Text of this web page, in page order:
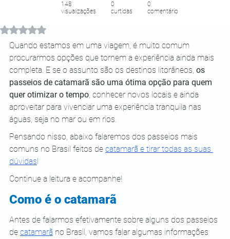
Avaliado com NaN de 5 estrelas.
Quando estamos em uma viagem, é muito comum
procurarmos opções que tornem a experiência ainda mais
completa. E se o assunto são os destinos litorâneos, os
passeios de catamarã são uma ótima opção para quem
quer otimizar o tempo, conhecer novos locais e ainda
aproveitar para vivenciar uma experiência tranquila nas
águas, seja no mar ou em rios.
Pensando nisso, abaixo falaremos dos passeios mais
comuns no Brasil feitos de catamarã e tirar todas as suas
dúvidas!
Continue a leitura e acompanhe!
Como é o catamarã
Antes de falarmos efetivamente sobre alguns dos passeios
de catamarã no Brasil, vamos falar algumas informações
148
visualizações
0
curtidas
0
comentário